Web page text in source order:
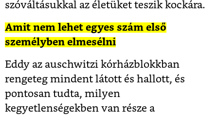
szóváltásukkal az életüket teszik kockára.
Amit nem lehet egyes szám első
személyben elmesélni
Eddy az auschwitzi kórházblokkban
rengeteg mindent látott és hallott, és
pontosan tudta, milyen
kegyetlenségekben van része a